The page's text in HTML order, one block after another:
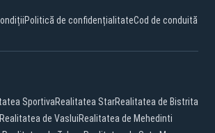
Politică de confidențialitateCod de conduită
SportivaRealitatea StarRealitatea de Bistrita
Realitatea de VasluiRealitatea de Mehedinti